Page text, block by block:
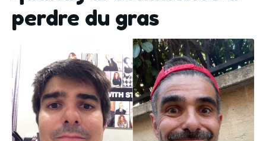
perdre du gras